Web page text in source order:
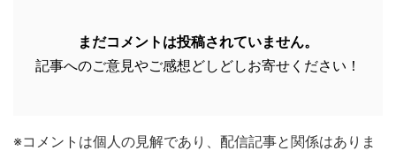
まだコメントは投稿されていません。
記事へのご意見やご感想どしどしお寄せください！
※コメントは個人の見解であり、配信記事と関係はありま